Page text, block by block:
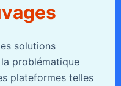
solutions
problématique
plateformes telles